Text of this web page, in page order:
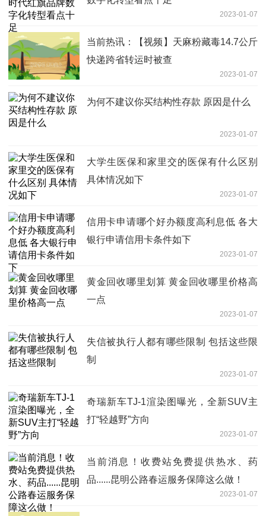
2023-01-07
当前热讯：【视频】天麻粉藏毒14.7公斤
快递跨省转运时被查
2023-01-07
为何不建议你买结构性存款 原因是什么
2023-01-07
大学生医保和家里交的医保有什么区别
具体情况如下
2023-01-07
信用卡申请哪个好办额度高利息低 各大
银行申请信用卡条件如下
2023-01-07
黄金回收哪里划算 黄金回收哪里价格高
一点
2023-01-07
失信被执行人都有哪些限制 包括这些限
制
2023-01-07
奇瑞新车TJ-1渲染图曝光，全新SUV主
打“轻越野”方向
2023-01-07
当前消息！收费站免费提供热水、药
品......昆明公路春运服务保障这么做！
2023-01-07